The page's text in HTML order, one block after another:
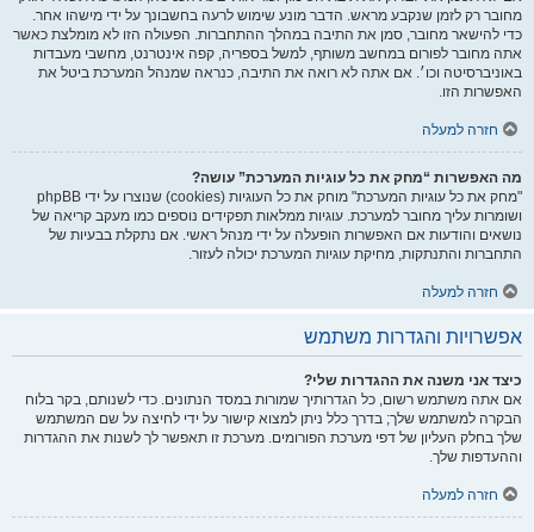
מחובר רק לזמן שנקבע מראש. הדבר מונע שימוש לרעה בחשבונך על ידי מישהו אחר.
כדי להישאר מחובר, סמן את התיבה במהלך ההתחברות. הפעולה הזו לא מומלצת כאשר
אתה מחובר לפורום במחשב משותף, למשל בספריה, קפה אינטרנט, מחשבי מעבדות
באוניברסיטה וכו׳. אם אתה לא רואה את התיבה, כנראה שמנהל המערכת ביטל את
האפשרות הזו.
חזרה למעלה
מה האפשרות “מחק את כל עוגיות המערכת” עושה?
"מחק את כל עוגיות המערכת" מוחק את כל העוגיות (cookies) שנוצרו על ידי phpBB
ושומרות עליך מחובר למערכת. עוגיות ממלאות תפקידים נוספים כמו מעקב קריאה של
נושאים והודעות אם האפשרות הופעלה על ידי מנהל ראשי. אם נתקלת בבעיות של
התחברות והתנתקות, מחיקת עוגיות המערכת יכולה לעזור.
חזרה למעלה
אפשרויות והגדרות משתמש
כיצד אני משנה את ההגדרות שלי?
אם אתה משתמש רשום, כל הגדרותיך שמורות במסד הנתונים. כדי לשנותם, בקר בלוח
הבקרה למשתמש שלך; בדרך כלל ניתן למצוא קישור על ידי לחיצה על שם המשתמש
שלך בחלק העליון של דפי מערכת הפורומים. מערכת זו תאפשר לך לשנות את ההגדרות
וההעדפות שלך.
חזרה למעלה